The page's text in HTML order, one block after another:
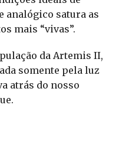
analógico satura as
mais “vivas”.
da Artemis II,
somente pela luz
atrás do nosso